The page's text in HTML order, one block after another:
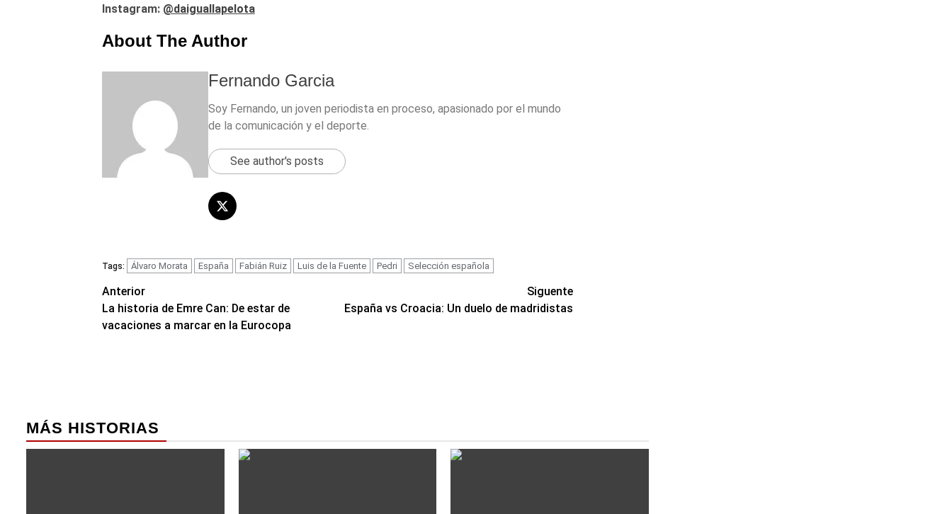
Instagram: @daiguallapelota
About The Author
Fernando Garcia
Soy Fernando, un joven periodista en proceso, apasionado por el mundo
de la comunicación y el deporte.
See author's posts
Tags: Álvaro Morata España Fabián Ruiz Luis de la Fuente Pedri Selección española
Navegación
de
Anterior
La historia de Emre Can: De estar de
vacaciones a marcar en la Eurocopa
Siguente
España vs Croacia: Un duelo de madridistas
MÁS HISTORIAS